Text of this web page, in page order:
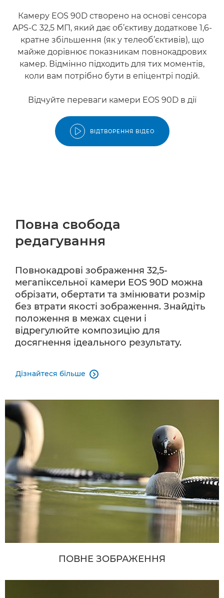
Камеру EOS 90D створено на основі сенсора
APS-C 32,5 МП, який дає об’єктиву додаткове 1,6-
кратне збільшення (як у телеоб’єктивів), що
майже дорівнює показникам повнокадрових
камер. Відмінно підходить для тих моментів,
коли вам потрібно бути в епіцентрі подій.
Відчуйте переваги камери EOS 90D в дії
ВІДТВОРЕННЯ ВІДЕО
Повна свобода
редагування
Повнокадрові зображення 32,5-
мегапіксельної камери EOS 90D можна
обрізати, обертати та змінювати розмір
без втрати якості зображення. Знайдіть
положення в межах сцени і
відрегулюйте композицію для
досягнення ідеального результату.
Дізнайтеся більше 
ПОВНЕ ЗОБРАЖЕННЯ